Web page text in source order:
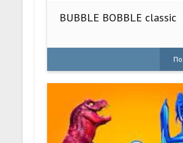
BUBBLE BOBBLE classic